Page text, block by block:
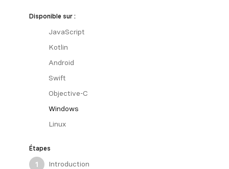
Disponible sur :
JavaScript
Kotlin
Android
Swift
Objective-C
Windows
Linux
Étapes
1
Introduction